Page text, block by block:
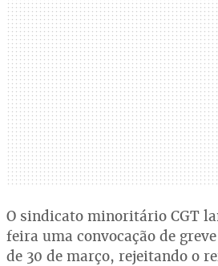
O sindicato minoritário CGT
feira uma convocação de
de 30 de março, rejeitando o